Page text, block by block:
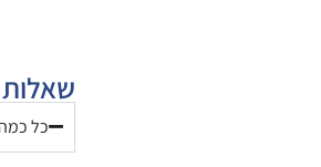
שאלות
כל